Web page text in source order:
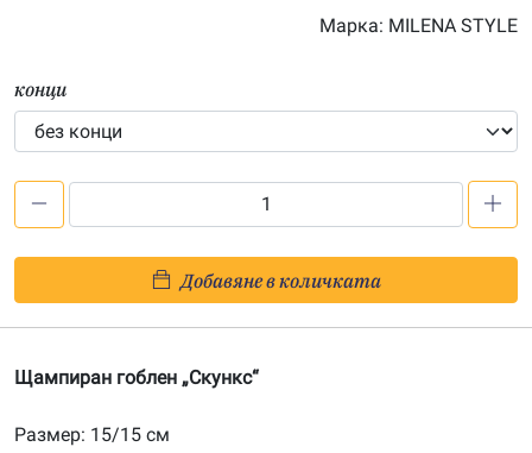
Марка: MILENA STYLE
конци
–
щампа
Добавяне в количката
Щампиран гоблен „Скункс“
Размер: 15/15 см